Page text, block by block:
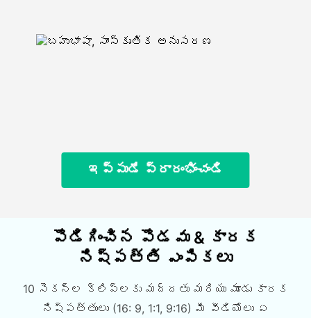
ఇప్పుడే ప్రారంభించండి
పొడిగించిన పొడవు & కారక
నిష్పత్తి ఎంపికలు
10 సెకన్ల క్లిప్లకు మద్దతు మరియు మూడు కారక
నిష్పత్తులు (16: 9, 1:1, 9:16) మీ వీడియోలు ఏ